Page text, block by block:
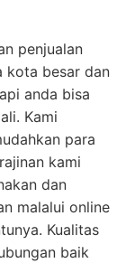
penjualan
kota besar dan
anda bisa
Kami
para
kami
dan
malalui online
Kualitas
baik